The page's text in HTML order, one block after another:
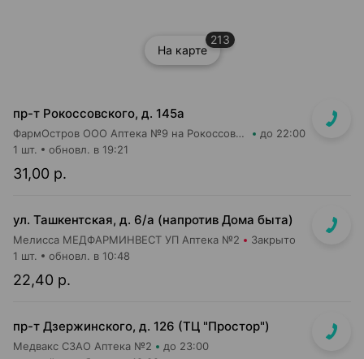
На карте
213
пр-т Рокоссовского, д. 145а
ФармОстров ООО Аптека №9 на Рокоссовского до 22:00
31,00 р.
1 шт. обновл. в 19:21
ул. Ташкентская, д. 6/а (напротив Дома быта)
Мелисса МЕДФАРМИНВЕСТ УП Аптека №2 Закрыто
22,40 р.
1 шт. обновл. в 10:48
пр-т Дзержинского, д. 126 (ТЦ "Простор")
Медвакс СЗАО Аптека №2 до 23:00